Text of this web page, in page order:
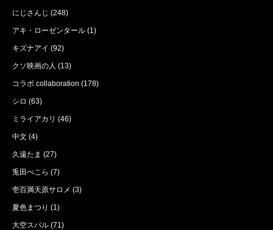
にじさんじ (248)
アキ・ローゼンタール (1)
キズナアイ (92)
クソ映画の人 (13)
コラボ collaboration (178)
シロ (63)
ミライアカリ (46)
中文 (4)
久遠たま (27)
兎田ぺこら (7)
壱百満天原サロメ (3)
夏色まつり (1)
大空スバル (71)